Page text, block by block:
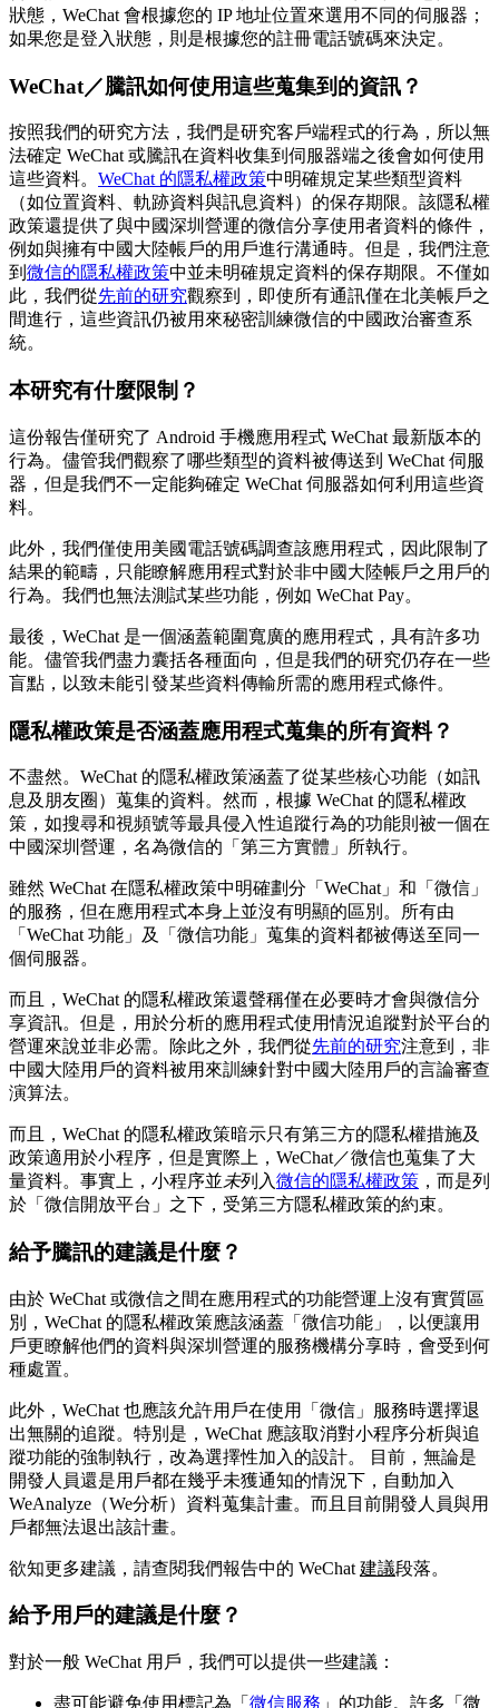
狀態，WeChat 會根據您的 IP 地址位置來選用不同的伺服器；
如果您是登入狀態，則是根據您的註冊電話號碼來決定。
WeChat／騰訊如何使用這些蒐集到的資訊？
按照我們的研究方法，我們是研究客戶端程式的行為，所以無
法確定 WeChat 或騰訊在資料收集到伺服器端之後會如何使用
這些資料。 WeChat 的隱私權政策中明確規定某些類型資料
（如位置資料、軌跡資料與訊息資料）的保存期限。該隱私權
政策還提供了與中國深圳營運的微信分享使用者資料的條件，
例如與擁有中國大陸帳戶的用戶進行溝通時。但是，我們注意
到 微信的隱私權政策中並未明確規定資料的保存期限。不僅如
此，我們從先前的研究觀察到，即使所有通訊僅在北美帳戶之
間進行，這些資訊仍被用來秘密訓練微信的中國政治審查系
統。
本研究有什麼限制？
這份報告僅研究了 Android 手機應用程式 WeChat 最新版本的
行為。儘管我們觀察了哪些類型的資料被傳送到 WeChat 伺服
器，但是我們不一定能夠確定 WeChat 伺服器如何利用這些資
料。
此外，我們僅使用美國電話號碼調查該應用程式，因此限制了
結果的範疇，只能瞭解應用程式對於非中國大陸帳戶之用戶的
行為。我們也無法測試某些功能，例如 WeChat Pay。
最後，WeChat 是一個涵蓋範圍寬廣的應用程式，具有許多功
能。儘管我們盡力囊括各種面向，但是我們的研究仍存在一些
盲點，以致未能引發某些資料傳輸所需的應用程式條件。
隱私權政策是否涵蓋應用程式蒐集的所有資料？
不盡然。WeChat 的隱私權政策涵蓋了從某些核心功能（如訊
息及朋友圈）蒐集的資料。然而，根據 WeChat 的隱私權政
策，如搜尋和視頻號等最具侵入性追蹤行為的功能則被一個在
中國深圳營運，名為微信的「第三方實體」所執行。
雖然 WeChat 在隱私權政策中明確劃分「WeChat」和「微信」
的服務，但在應用程式本身上並沒有明顯的區別。所有由
「WeChat 功能」及「微信功能」蒐集的資料都被傳送至同一
個伺服器。
而且，WeChat 的隱私權政策還聲稱僅在必要時才會與微信分
享資訊。但是，用於分析的應用程式使用情況追蹤對於平台的
營運來說並非必需。除此之外，我們從先前的研究注意到，非
中國大陸用戶的資料被用來訓練針對中國大陸用戶的言論審查
演算法。
而且，WeChat 的隱私權政策暗示只有第三方的隱私權措施及
政策適用於小程序，但是實際上，WeChat／微信也蒐集了大
量資料。事實上，小程序並未列入微信的隱私權政策 ，而是列
於「微信開放平台」之下，受第三方隱私權政策的約束。
給予騰訊的建議是什麼？
由於 WeChat 或微信之間在應用程式的功能營運上沒有實質區
別，WeChat 的隱私權政策應該涵蓋「微信功能」，以便讓用
戶更瞭解他們的資料與深圳營運的服務機構分享時，會受到何
種處置。
此外，WeChat 也應該允許用戶在使用「微信」服務時選擇退
出無關的追蹤。特別是，WeChat 應該取消對小程序分析與追
蹤功能的強制執行，改為選擇性加入的設計。 目前，無論是
開發人員還是用戶都在幾乎未獲通知的情況下，自動加入
WeAnalyze（We分析）資料蒐集計畫。而且目前開發人員與用
戶都無法退出該計畫。
欲知更多建議，請查閱我們報告中的 WeChat 建議段落。
給予用戶的建議是什麼？
對於一般 WeChat 用戶，我們可以提供一些建議：
盡可能避免使用標記為「 微信服務 」的功能。許多「微